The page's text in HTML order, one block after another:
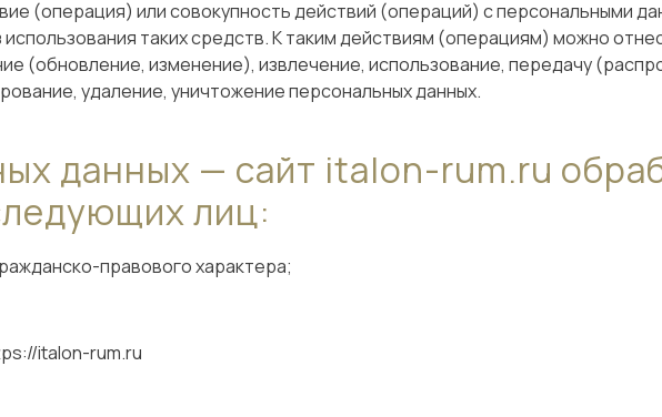
(операция) или совокупность действий (операций) с персональными
таких средств. К таким действиям (операциям) можно
(обновление, изменение), извлечение, использование, передачу
удаление, уничтожение персональных данных.
данных — сайт italon-rum.ru
лиц:
правового характера;
italon-rum.ru